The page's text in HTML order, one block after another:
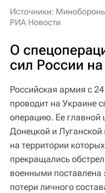
О
сил России
Российская армия с
проводит на Украине
операцию. Ее
Донецкой и
на территории
прекращались
военными
потери личного